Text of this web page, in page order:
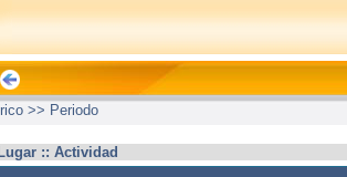
>> Periodo
:: Actividad